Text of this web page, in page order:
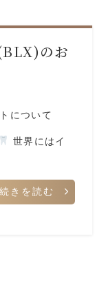
のお
について
世界にはイ
続きを読む